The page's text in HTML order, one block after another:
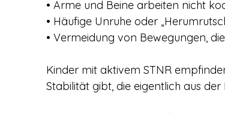
• Arme und Beine arbeiten nicht
• Häufige Unruhe oder
• Vermeidung von Bewegungen,
Kinder mit aktivem STNR
Stabilität gibt, die eigentlich aus